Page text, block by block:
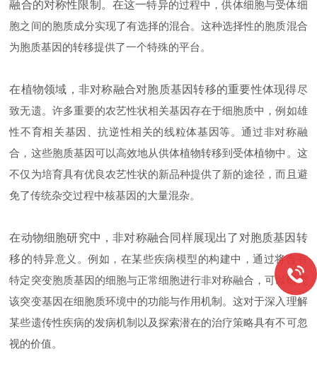
融合的对称性限制。在这一特异的过程中，供体细胞与受体细
胞之间的胞质成分实现了有选择的混合。这种选择性的胞质混合
为胞质基因的转移提供了一个特殊的平台。
在植物领域，非对称融合对胞质基因转移的重要性体现得尽
致无遗。许多重要的农艺性状相关基因存在于细胞质中，例如雄
性不育相关基因、抗逆性相关的线粒体基因等。通过非对称融
合，这些胞质基因可以高效地从供体植物转移到受体植物中。这
不仅为培育具有优良农艺性状的新品种提供了新的途径，而且避
免了传统杂交过程中核基因的大量混杂。
在动物细胞研究中，非对称融合同样展现出了对胞质基因转
移的特异意义。例如，在某些疾病模型的构建中，通过将含有
特定突变胞质基因的细胞与正常细胞进行非对称融合，可以研究
该突变基因在细胞质环境中的功能与作用机制。这对于深入理解
某些遗传性疾病的发病机制以及探索潜在的治疗策略具有不可忽
视的价值。